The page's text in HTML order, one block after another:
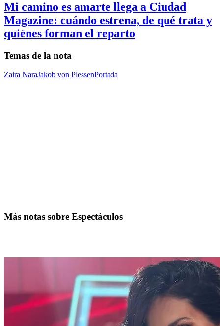
Mi camino es amarte llega a Ciudad
Magazine: cuándo estrena, de qué trata y
quiénes forman el reparto
Temas de la nota
Zaira NaraJakob von PlessenPortada
Más notas sobre Espectáculos